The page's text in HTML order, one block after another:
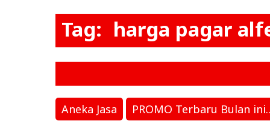
Tag: harga pagar
Aneka Jasa PROMO Terbaru Bulan